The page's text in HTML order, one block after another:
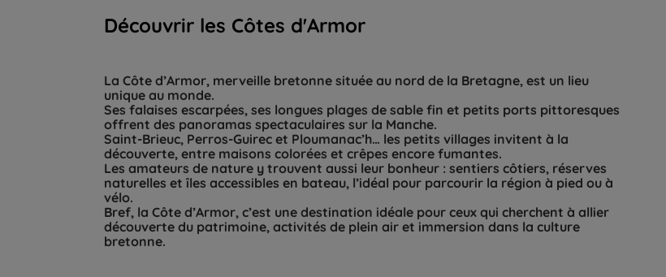
Découvrir les Côtes d'Armor
La Côte d’Armor, merveille bretonne située au nord de la Bretagne, est un lieu
unique au monde.
Ses falaises escarpées, ses longues plages de sable fin et petits ports pittoresques
offrent des panoramas spectaculaires sur la Manche.
Saint-Brieuc, Perros-Guirec et Ploumanac’h… les petits villages invitent à la
découverte, entre maisons colorées et crêpes encore fumantes.
Les amateurs de nature y trouvent aussi leur bonheur : sentiers côtiers, réserves
naturelles et îles accessibles en bateau, l’idéal pour parcourir la région à pied ou à
vélo.
Bref, la Côte d’Armor, c’est une destination idéale pour ceux qui cherchent à allier
découverte du patrimoine, activités de plein air et immersion dans la culture
bretonne.